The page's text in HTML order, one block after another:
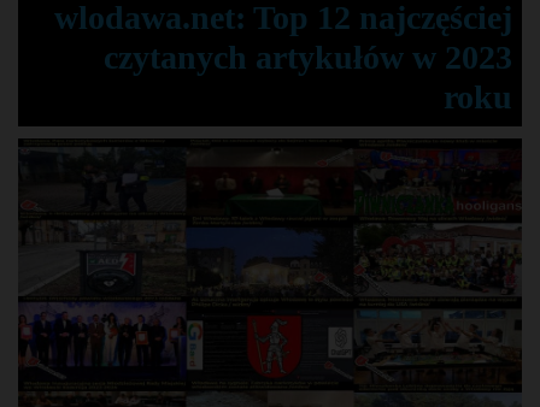
wlodawa.net: Top 12 najczęściej
czytanych artykułów w 2023
roku